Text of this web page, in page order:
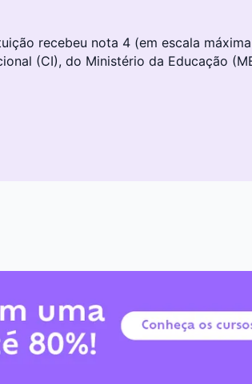
recebeu nota 4 (em escala
(CI), do Ministério da Educação